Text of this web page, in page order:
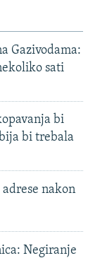
Gazivodama:
sati
bi
bi trebala
nakon
Negiranje